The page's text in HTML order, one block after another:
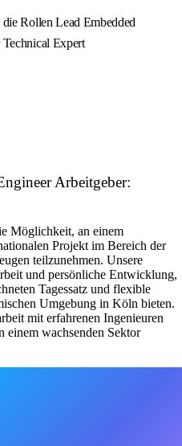
Rollen Lead Embedded
Expert
Arbeitgeber:
Möglichkeit, an einem
Projekt im Bereich der
teilzunehmen. Unsere
und persönliche Entwicklung,
Tagessatz und flexible
Umgebung in Köln bieten.
mit erfahrenen Ingenieuren
einem wachsenden Sektor